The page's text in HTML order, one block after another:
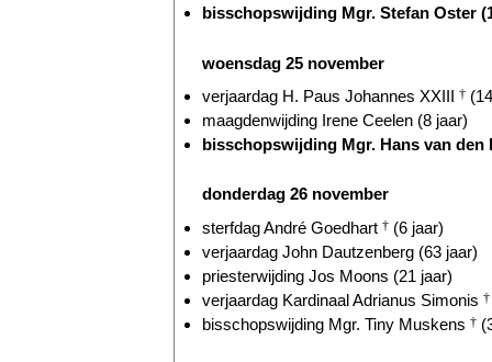
bisschopswijding Mgr. Stefan Oster
woensdag 25 november
verjaardag H. Paus Johannes XXIII †
maagdenwijding Irene Ceelen (8 jaar)
bisschopswijding Mgr. Hans van den
donderdag 26 november
sterfdag André Goedhart † (6 jaar)
verjaardag John Dautzenberg (63 jaar)
priesterwijding Jos Moons (21 jaar)
verjaardag Kardinaal Adrianus Simonis †
bisschopswijding Mgr. Tiny Muskens †